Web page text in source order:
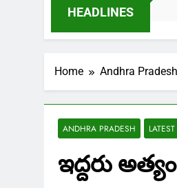
HEADLINES
Home Andhra Pradesh
ANDHRA PRADESH LATEST
ఇద్దరు